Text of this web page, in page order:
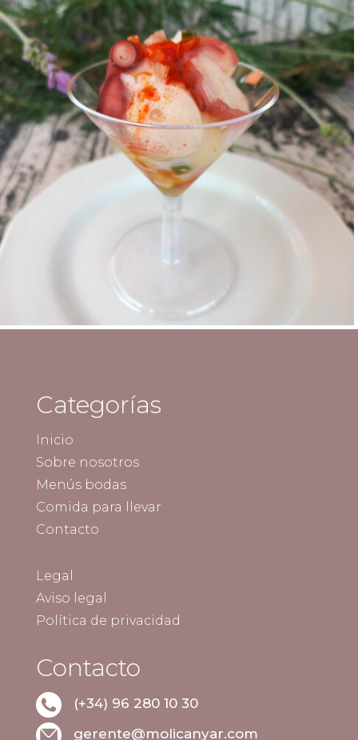
Categorías
Inicio
Sobre nosotros
Menús bodas
Comida para llevar
Contacto
Legal
Aviso legal
Política de privacidad
Contacto
(+34) 96 280 10 30
gerente@molicanyar.com